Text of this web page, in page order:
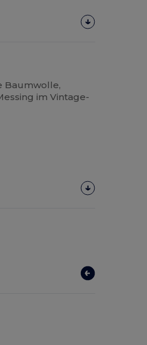
Baumwolle,
im Vintage-